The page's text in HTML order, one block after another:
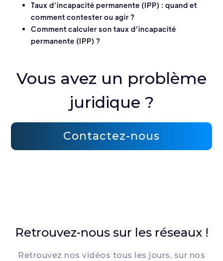
Taux d’incapacité permanente (IPP) : quand et
comment contester ou agir ?
Comment calculer son taux d'incapacité
permanente (IPP) ?
Vous avez un problème
juridique ?
Contactez-nous
Retrouvez-nous sur les réseaux !
Retrouvez nos vidéos tous les jours, sur nos